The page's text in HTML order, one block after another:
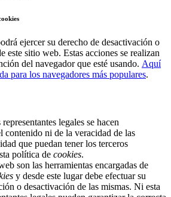
ejercer su derecho de desactivación o
este sitio web. Estas acciones se realizan
del navegador que esté usando. Aquí
para los navegadores más populares.
legales se hacen
contenido ni de la veracidad de las
que puedan tener los terceros
política de cookies.
son las herramientas encargadas de
y desde este lugar debe efectuar su
o desactivación de las mismas. Ni esta